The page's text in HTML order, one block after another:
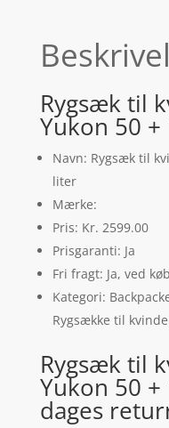
Rygsæk til
Yukon 50
Navn: Rygsæk til
liter
Mærke:
Pris: Kr. 2599.00
Prisgaranti: Ja
Fri fragt: Ja, ved
Kategori:
Rygsække til
Rygsæk til
Yukon 50
dages